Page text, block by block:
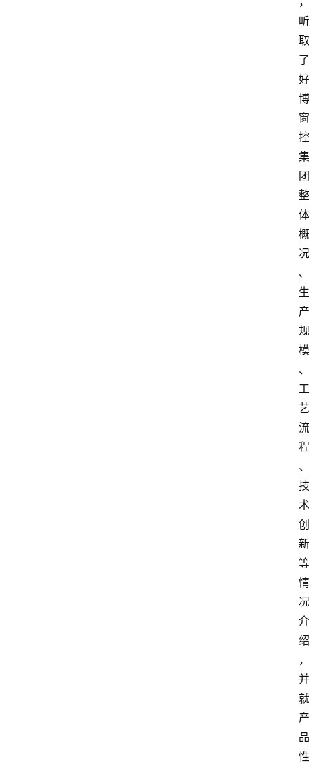
听
取
了
好
博
窗
控
集
团
整
体
概
况
、
生
产
规
模
、
工
艺
流
程
、
技
术
创
新
等
情
况
介
绍
，
并
就
产
品
性